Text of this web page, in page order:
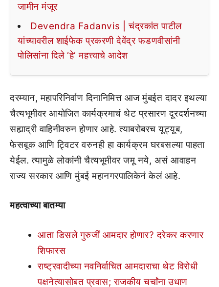
जामीन मंजूर
Devendra Fadanvis | चंद्रकांत पाटील
यांच्यावरील शाईफेक प्रकरणी देवेंद्र फडणवीसांनी
पोलिसांना दिले ‘हे’ महत्त्वाचे आदेश
दरम्यान, महापरिनिर्वाण दिनानिमित्त आज मुंबईत दादर इथल्या
चैत्यभूमीवर आयोजित कार्यक्रमाचं थेट प्रसारण दूरदर्शनच्या
सह्याद्री वाहिनीवरुन होणार आहे. त्याबरोबरच यूट्यूब,
फेसबूक आणि ट्विटर वरुनही हा कार्यक्रम घरबसल्या पाहता
येईल. त्यामुळे लोकांनी चैत्यभूमीवर जमू नये, असं आवाहन
राज्य सरकार आणि मुंबई महानगरपालिकेनं केलं आहे.
महत्वाच्या बातम्या
आता डिसले गुरुजीं आमदार होणार? दरेकर करणार
शिफारस
राष्ट्रवादीच्या नवनिर्वाचित आमदाराचा थेट विरोधी
पक्षनेत्यासोबत प्रवास; राजकीय चर्चांना उधाण